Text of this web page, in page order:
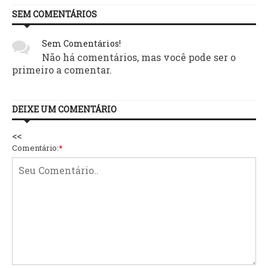
SEM COMENTÁRIOS
Sem Comentários!
Não há comentários, mas você pode ser o
primeiro a comentar.
DEIXE UM COMENTÁRIO
<<
Comentário:*